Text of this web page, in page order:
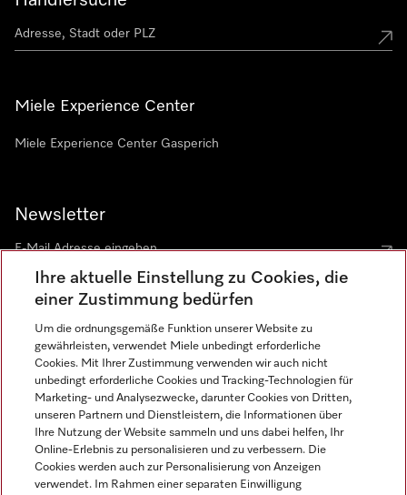
Miele Experience Center
Miele Experience Center Gasperich
Newsletter
Sprache
DEUTSCH
Ihre aktuelle Einstellung zu Cookies, die
einer Zustimmung bedürfen
Um die ordnungsgemäße Funktion unserer Website zu
gewährleisten, verwendet Miele unbedingt erforderliche
Cookies. Mit Ihrer Zustimmung verwenden wir auch nicht
unbedingt erforderliche Cookies und Tracking-Technologien für
Marketing- und Analysezwecke, darunter Cookies von Dritten,
unseren Partnern und Dienstleistern, die Informationen über
Ihre Nutzung der Website sammeln und uns dabei helfen, Ihr
Online-Erlebnis zu personalisieren und zu verbessern. Die
Cookies werden auch zur Personalisierung von Anzeigen
verwendet. Im Rahmen einer separaten Einwilligung